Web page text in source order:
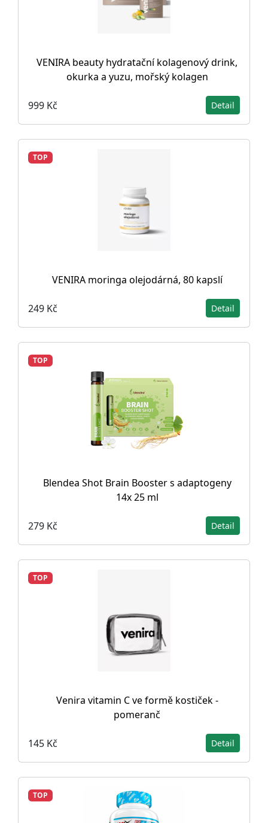
VENIRA beauty hydratační kolagenový drink,
okurka a yuzu, mořský kolagen
999 Kč Detail
TOP
VENIRA moringa olejodárná, 80 kapslí
249 Kč Detail
TOP
Blendea Shot Brain Booster s adaptogeny
14x 25 ml
279 Kč Detail
TOP
Venira vitamin C ve formě kostiček -
pomeranč
145 Kč Detail
TOP